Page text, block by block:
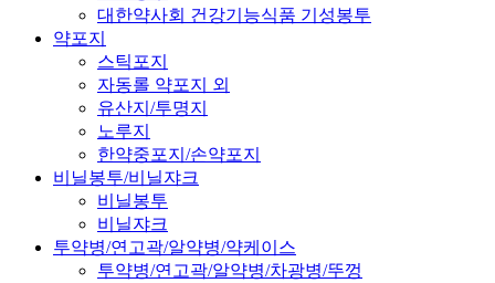
대한약사회 건강기능식품 기성봉투
약포지
스틱포지
자동롤 약포지 외
유산지/투명지
노루지
한약중포지/손약포지
비닐봉투/비닐쟈크
비닐봉투
비닐쟈크
투약병/연고곽/알약병/약케이스
투약병/연고곽/알약병/차광병/뚜껑